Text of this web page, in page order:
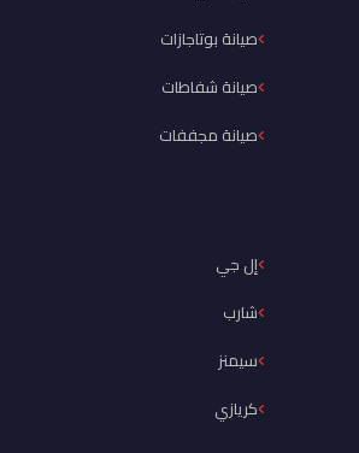
صيانة بوتاجازات
صيانة شفاطات
صيانة مجففات
إل جي
شارب
سيمنز
كريازي